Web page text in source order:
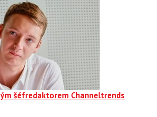
šéfredaktorem Channeltrends